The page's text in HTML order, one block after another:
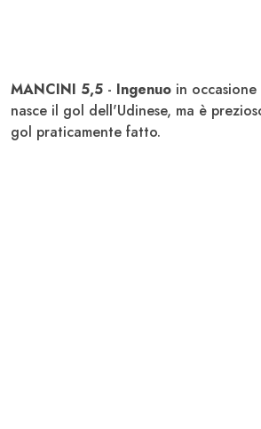
MANCINI 5,5 - Ingenuo in
nasce il gol dell'Udinese, ma è
gol praticamente fatto.